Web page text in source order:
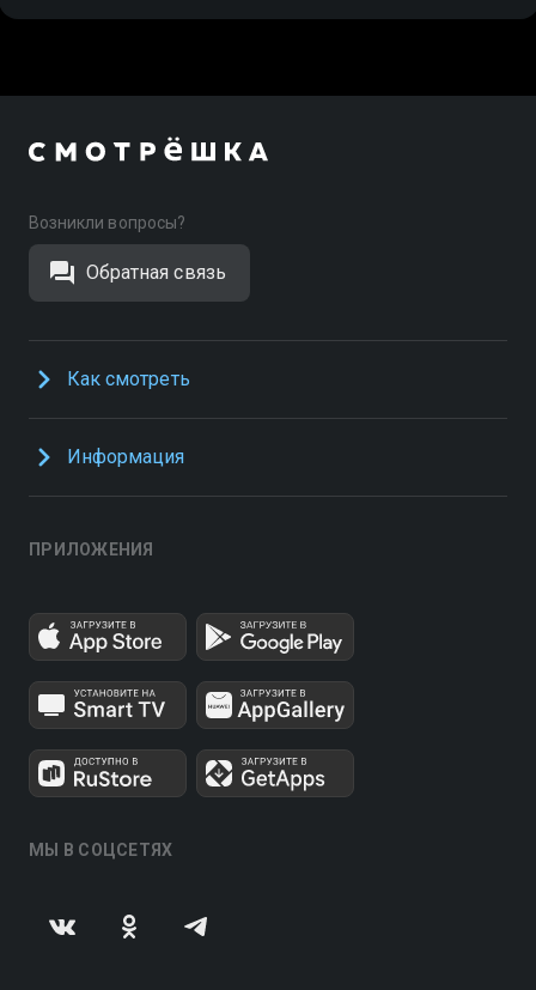
Возникли вопросы?
Обратная связь
Как смотреть
Информация
ПРИЛОЖЕНИЯ
МЫ В СОЦСЕТЯХ